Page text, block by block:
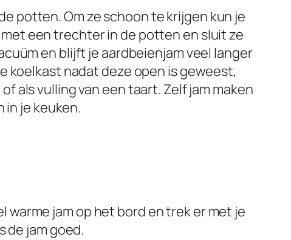
potten. Om ze schoon te krijgen kun je
een trechter in de potten en sluit ze
en blijft je aardbeienjam veel langer
koelkast nadat deze open is geweest,
als vulling van een taart. Zelf jam maken
je keuken.
jam op het bord en trek er met je
jam goed.